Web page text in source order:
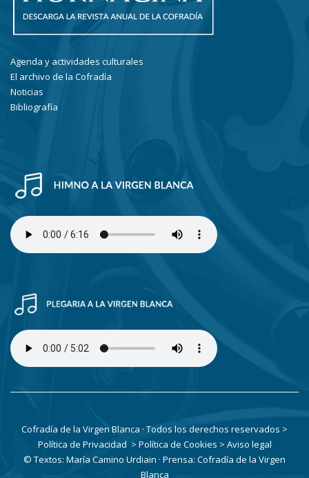
Agenda y actividades culturales
El archivo de la Cofradía
Noticias
Bibliografía
Cofradía de la Virgen Blanca · Todos los derechos reservados >
Política de Privacidad > Política de Cookies > Aviso legal
© Textos: María Camino Urdiain · Prensa: Cofradía de la Virgen
Blanca